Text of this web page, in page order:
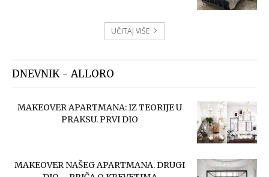
UČITAJ VIŠE
DNEVNIK - ALLORO
MAKEOVER APARTMANA: IZ TEORIJE U
PRAKSU. PRVI DIO
MAKEOVER NAŠEG APARTMANA. DRUGI